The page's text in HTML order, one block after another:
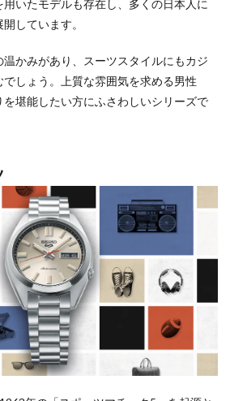
いたモデルも存在し、多くの日本人に
しています。
かみがあり、スーツスタイルにもカジ
でしょう。上質な雰囲気を求める男性
堪能したい方にふさわしいシリーズで